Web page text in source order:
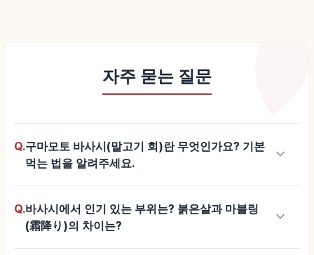
자주 묻는 질문
Q.구마모토 바사시(말고기 회)란 무엇인가요? 기본
먹는 법을 알려주세요.
keyboard_arrow_down
Q.바사시에서 인기 있는 부위는? 붉은살과 마블링
(霜降り)의 차이는?
keyboard_arrow_down